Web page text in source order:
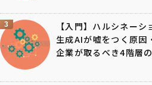
3
【入門】ハルシネーシ
生成AIが嘘をつく原因
企業が取るべき4階層